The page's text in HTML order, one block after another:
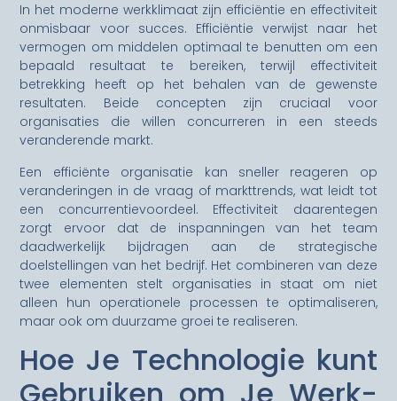
In het moderne werkklimaat zijn efficiëntie en effectiviteit
onmisbaar voor succes. Efficiëntie verwijst naar het
vermogen om middelen optimaal te benutten om een
bepaald resultaat te bereiken, terwijl effectiviteit
betrekking heeft op het behalen van de gewenste
resultaten. Beide concepten zijn cruciaal voor
organisaties die willen concurreren in een steeds
veranderende markt.
Een efficiënte organisatie kan sneller reageren op
veranderingen in de vraag of markttrends, wat leidt tot
een concurrentievoordeel. Effectiviteit daarentegen
zorgt ervoor dat de inspanningen van het team
daadwerkelijk bijdragen aan de strategische
doelstellingen van het bedrijf. Het combineren van deze
twee elementen stelt organisaties in staat om niet
alleen hun operationele processen te optimaliseren,
maar ook om duurzame groei te realiseren.
Hoe Je Technologie kunt